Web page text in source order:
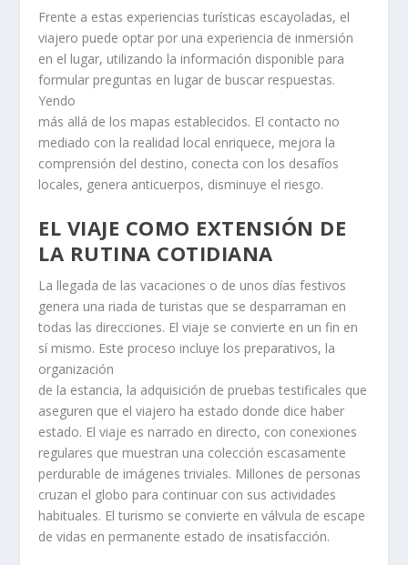
Frente a estas experiencias turísticas escayoladas, el
viajero puede optar por una experiencia de inmersión
en el lugar, utilizando la información disponible para
formular preguntas en lugar de buscar respuestas.
Yendo
más allá de los mapas establecidos. El contacto no
mediado con la realidad local enriquece, mejora la
comprensión del destino, conecta con los desafíos
locales, genera anticuerpos, disminuye el riesgo.
EL VIAJE COMO EXTENSIÓN DE
LA RUTINA COTIDIANA
La llegada de las vacaciones o de unos días festivos
genera una riada de turistas que se desparraman en
todas las direcciones. El viaje se convierte en un fin en
sí mismo. Este proceso incluye los preparativos, la
organización
de la estancia, la adquisición de pruebas testificales que
aseguren que el viajero ha estado donde dice haber
estado. El viaje es narrado en directo, con conexiones
regulares que muestran una colección escasamente
perdurable de imágenes triviales. Millones de personas
cruzan el globo para continuar con sus actividades
habituales. El turismo se convierte en válvula de escape
de vidas en permanente estado de insatisfacción.